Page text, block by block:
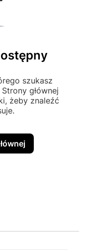
szukasz
głównej
żeby znaleźć